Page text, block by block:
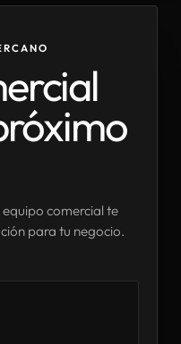
equipo comercial te
para tu negocio.